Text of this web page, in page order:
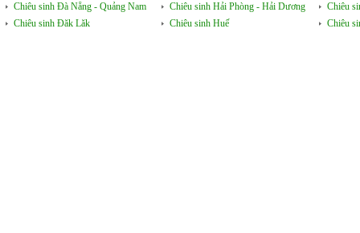
Chiêu sinh Đà Nẵng - Quảng Nam
Chiêu sinh Đăk Lăk
Chiêu sinh Hải Phòng - Hải Dương
Chiêu sinh Huế
Chiêu
Chiêu